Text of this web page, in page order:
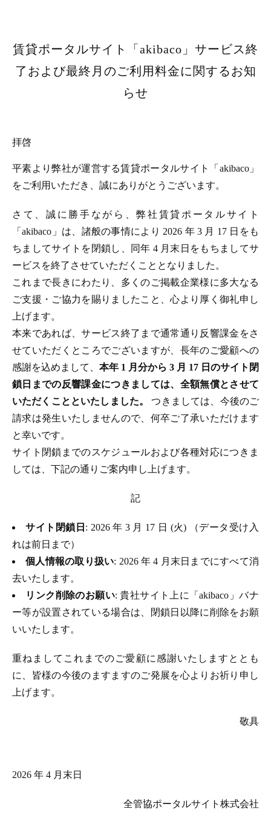
賃貸ポータルサイト「akibaco」サービス終
了および最終月のご利用料金に関するお知
らせ
拝啓
平素より弊社が運営する賃貸ポータルサイト「akibaco」
をご利用いただき、誠にありがとうございます。
さて、誠に勝手ながら、弊社賃貸ポータルサイト
「akibaco」は、諸般の事情により 2026 年 3 月 17 日をも
ちましてサイトを閉鎖し、同年 4 月末日をもちましてサ
ービスを終了させていただくこととなりました。
これまで長きにわたり、多くのご掲載企業様に多大なる
ご支援・ご協力を賜りましたこと、心より厚く御礼申し
上げます。
本来であれば、サービス終了まで通常通り反響課金をさ
せていただくところでございますが、長年のご愛顧への
感謝を込めまして、 本年 1 月分から 3 月 17 日のサイト閉
鎖日までの反響課金につきましては、全額無償とさせて
いただくことといたしました。つきましては、今後のご
請求は発生いたしませんので、何卒ご了承いただけます
と幸いです。
サイト閉鎖までのスケジュールおよび各種対応につきま
しては、下記の通りご案内申し上げます。
記
サイト閉鎖日 : 2026 年 3 月 17 日 (火) （データ受け入
れは前日まで）
個人情報の取り扱い: 2026 年 4 月末日までにすべて消
去いたします。
リンク削除のお願い: 貴社サイト上に「akibaco」バナ
ー等が設置されている場合は、閉鎖日以降に削除をお願
いいたします。
重ねましてこれまでのご愛顧に感謝いたしますととも
に、皆様の今後のますますのご発展を心よりお祈り申し
上げます。
敬具
2026 年 4 月末日
全管協ポータルサイト株式会社